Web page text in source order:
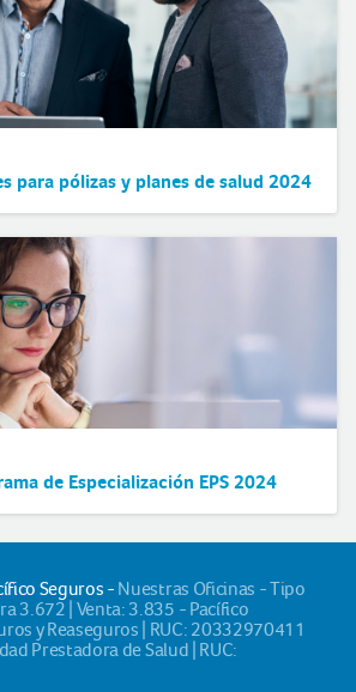
para pólizas y planes de salud 2024
de Especialización EPS 2024
Seguros - Nuestras Oficinas - Tipo
3.672 | Venta: 3.835 - Pacífico
y Reaseguros | RUC: 20332970411
Prestadora de Salud | RUC: